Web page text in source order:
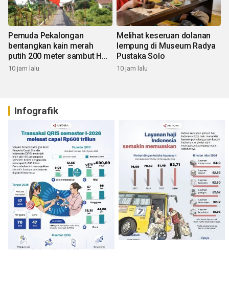
Pemuda Pekalongan
bentangkan kain merah
putih 200 meter sambut HUT
RI
10 jam lalu
Melihat keseruan dolanan
lempung di Museum Radya
Pustaka Solo
10 jam lalu
Infografik